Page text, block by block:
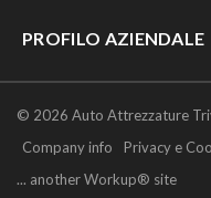
(solo whatsapp)
PROFILO AZIENDALE
Chi siamo
Company profile
Servizi aziendali
Policy)
SEGUICI SU
© 2026 Auto Attrezzature
Company info
Privacy e
... another Workup® site